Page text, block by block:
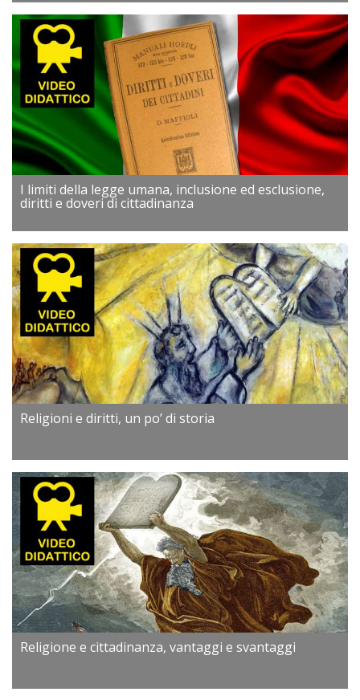
I limiti della legge umana, inclusione ed esclusione,
diritti e doveri di cittadinanza
Religioni e diritti, un po’ di storia
Religione e cittadinanza, vantaggi e svantaggi